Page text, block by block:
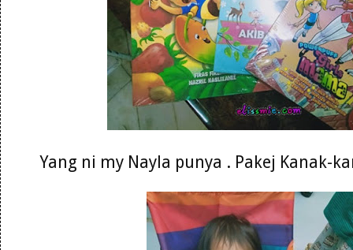
Yang ni my Nayla punya . Pakej Kanak-